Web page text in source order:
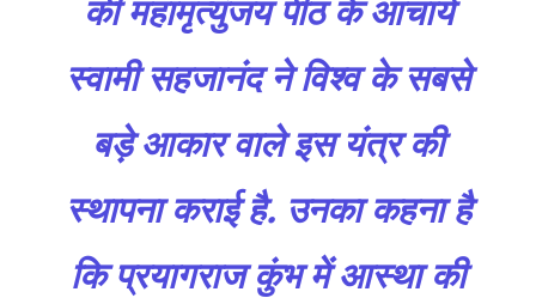
की महामृत्युंजय पीठ के आचार्य
स्वामी सहजानंद ने विश्व के सबसे
बड़े आकार वाले इस यंत्र की
स्थापना कराई है. उनका कहना है
कि प्रयागराज कुंभ में आस्था की